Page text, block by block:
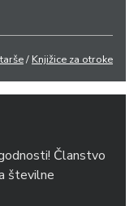
/ Knjižice za otroke
Članstvo
številne